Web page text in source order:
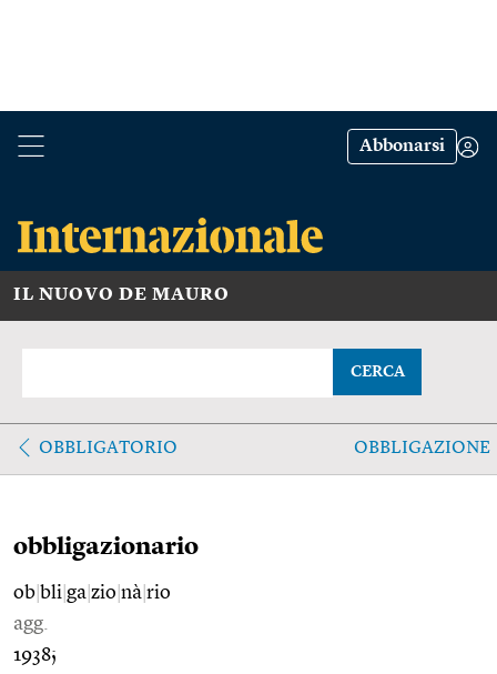
Abbonarsi
IL NUOVO DE MAURO
CERCA
OBBLIGATORIO OBBLIGAZIONE
obbligazionario
ob bli ga zio nà rio
agg.
1938;